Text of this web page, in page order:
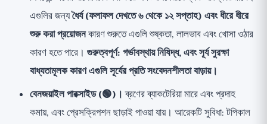
এগুলির জন্যধৈর্য (ফলাফল দেখতে ৬ থেকে ১২ সপ্তাহ) এবং ধীরে ধীরে
শুরু করা প্রয়োজনকারণ শুরুতে এগুলি শুষ্কতা, লালভাব এবং খোসা ওঠার
কারণ হতে পারে। গুরুত্বপূর্ণ: গর্ভাবস্থায় নিষিদ্ধ, এবং সূর্য সুরক্ষা
বাধ্যতামূলক কারণ এগুলি সূর্যের প্রতি সংবেদনশীলতা বাড়ায়।
বেনজয়াইল পারক্সাইড (🟢)। ব্রণের ব্যাকটেরিয়া মারে এবং প্রদাহ
কমায়, এবং প্রেসক্রিপশন ছাড়াই পাওয়া যায়। আরেকটি সুবিধা: টপিকাল